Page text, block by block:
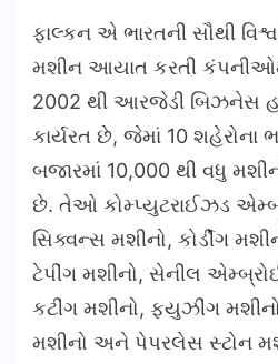
ફાલ્કન એ ભારતની સૌથી
મશીન આયાત કરતી
2002 થી આરજેડી બિઝનેસ
કાર્યરત છે, જેમાં 10 શહેરોના
બજારમાં 10,000 થી વધુ
છે. તેઓ કોમ્પ્યુટરાઈઝડ
સિક્વન્સ મશીનો, કોર્ડીંગ
ટેપીંગ મશીનો, સેનીલ
કટીંગ મશીનો, ફ્યુઝીંગ
મશીનો અને પેપરલેસ સ્ટોન